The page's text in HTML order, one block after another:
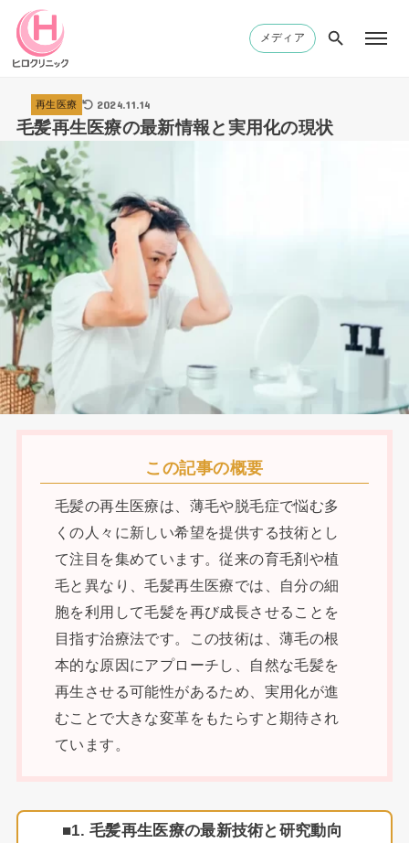
メディア
再生医療 2024.11.14
毛髪再生医療の最新情報と実用化の現状
この記事の概要
毛髪の再生医療は、薄毛や脱毛症で悩む多
くの人々に新しい希望を提供する技術とし
て注目を集めています。従来の育毛剤や植
毛と異なり、毛髪再生医療では、自分の細
胞を利用して毛髪を再び成長させることを
目指す治療法です。この技術は、薄毛の根
本的な原因にアプローチし、自然な毛髪を
再生させる可能性があるため、実用化が進
むことで大きな変革をもたらすと期待され
ています。
1. 毛髪再生医療の最新技術と研究動向